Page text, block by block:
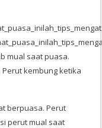
mual saat puasa.
kembung ketika
berpuasa. Perut
perut mual saat